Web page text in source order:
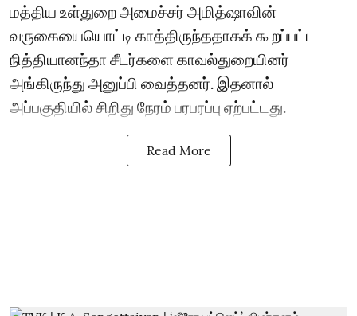
மத்திய உள்துறை அமைச்சர் அமித்ஷாவின்
வருகையையொட்டி காத்திருந்ததாகக் கூறப்பட்ட
நித்தியானந்தா சீடர்களை காவல்துறையினர்
அங்கிருந்து அனுப்பி வைத்தனர். இதனால்
அப்பகுதியில் சிறிது நேரம் பரபரப்பு ஏற்பட்டது.
Read More